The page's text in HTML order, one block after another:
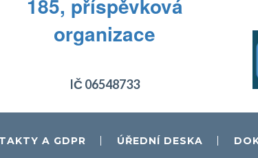
185, příspěvková
organizace
IČ 06548733
A GDPR ÚŘEDNÍ DESKA